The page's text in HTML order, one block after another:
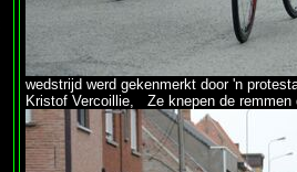
wedstrijd werd gekenmerkt door 'n
Kristof Vercoillie, Ze knepen de